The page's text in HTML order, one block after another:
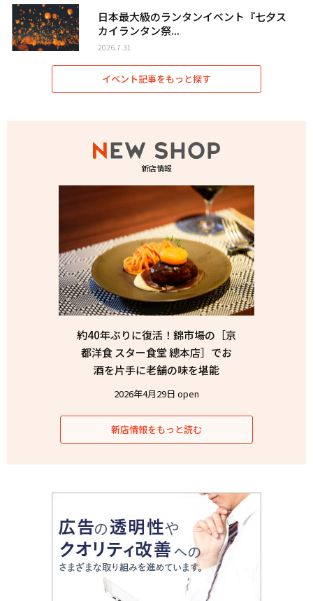
日本最大級のランタンイベント『七夕ス
カイランタン祭...
2026.7.31
イベント記事をもっと探す
新店情報
約40年ぶりに復活！錦市場の［京
都洋食 スター食堂 總本店］でお
酒を片手に老舗の味を堪能
2026年4月29日 open
新店情報をもっと読む